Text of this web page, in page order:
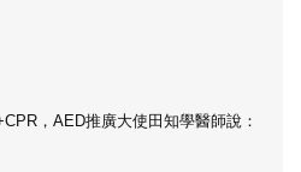
，AED推廣大使田知學醫師說：